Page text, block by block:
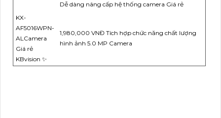
Dễ dàng nâng cấp hệ thống camera Giá rẻ
KX-
AF5016WPN-
ALCamera
Giá rẻ
KBvision ✨
1,980,000 VNĐ Tích hợp chức năng chất lượng
hình ảnh 5.0 MP Camera